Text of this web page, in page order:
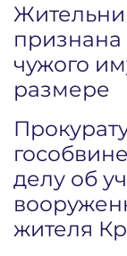
чужого
размере
делу об
жителя